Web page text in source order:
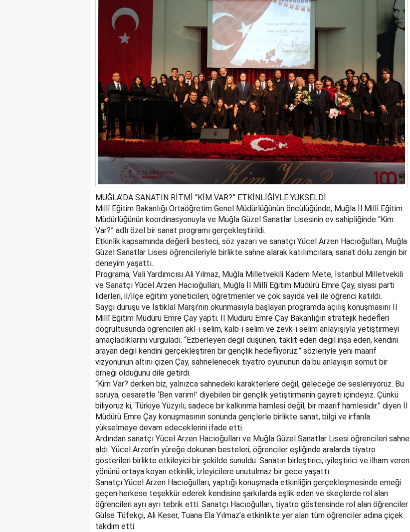
MUĞLA’DA SANATIN RİTMİ “KİM VAR?” ETKİNLİĞİYLE YÜKSELDİ
Millî Eğitim Bakanlığı Ortaöğretim Genel Müdürlüğünün öncülüğünde, Muğla İl Millî Eğitim
Müdürlüğünün koordinasyonuyla ve Muğla Güzel Sanatlar Lisesinin ev sahipliğinde “Kim
Var?” adlı özel bir sanat programı gerçekleştirildi.
Etkinlik kapsamında değerli besteci, söz yazarı ve sanatçı Yücel Arzen Hacıoğulları, Muğla
Güzel Sanatlar Lisesi öğrencileriyle birlikte sahne alarak katılımcılara, sanat dolu zengin bir
deneyim yaşattı.
Programa; Vali Yardımcısı Ali Yılmaz, Muğla Milletvekili Kadem Mete, İstanbul Milletvekili
ve Sanatçı Yücel Arzen Hacıoğulları, Muğla İl Millî Eğitim Müdürü Emre Çay, siyasi parti
liderleri, il/ilçe eğitim yöneticileri, öğretmenler ve çok sayıda veli ile öğrenci katıldı.
Saygı duruşu ve İstiklal Marşı’nın okunmasıyla başlayan programda açılış konuşmasını İl
Millî Eğitim Müdürü Emre Çay yaptı. İl Müdürü Emre Çay Bakanlığın stratejik hedefleri
doğrultusunda öğrencileri akl-ı selim, kalb-i selim ve zevk-i selim anlayışıyla yetiştirmeyi
amaçladıklarını vurguladı. “Ezberleyen değil düşünen, taklit eden değil inşa eden, kendini
arayan değil kendini gerçekleştiren bir gençlik hedefliyoruz.” sözleriyle yeni maarif
vizyonunun altını çizen Çay, sahnelenecek tiyatro oyununun da bu anlayışın somut bir
örneği olduğunu dile getirdi.
“Kim Var? derken biz, yalnızca sahnedeki karakterlere değil, geleceğe de sesleniyoruz. Bu
soruya, cesaretle ‘Ben varım!’ diyebilen bir gençlik yetiştirmenin gayreti içindeyiz. Çünkü
biliyoruz ki, Türkiye Yüzyılı; sadece bir kalkınma hamlesi değil, bir maarif hamlesidir.” diyen İl
Müdürü Emre Çay konuşmasının sonunda gençlerle birlikte sanat, bilgi ve irfanla
yükselmeye devam edeceklerini ifade etti.
Ardından sanatçı Yücel Arzen Hacıoğulları ve Muğla Güzel Sanatlar Lisesi öğrencileri sahne
aldı. Yücel Arzen’in yüreğe dokunan besteleri, öğrenciler eşliğinde aralarda tiyatro
gösterileri birlikte etkileyici bir şekilde sunuldu. Sanatın birleştirici, iyileştirici ve ilham veren
yönünü ortaya koyan etkinlik, izleyicilere unutulmaz bir gece yaşattı.
Sanatçı Yücel Arzen Hacıoğulları, yaptığı konuşmada etkinliğin gerçekleşmesinde emeği
geçen herkese teşekkür ederek kendisine şarkılarda eşlik eden ve skeçlerde rol alan
öğrencileri ayrı ayrı tebrik etti. Sanatçı Hacıoğulları, tiyatro gösterisinde rol alan öğrenciler
Gülse Tüfekçi, Ali Keser, Tuana Ela Yılmaz’a etkinlikte yer alan tüm öğrenciler adına çiçek
takdim etti.